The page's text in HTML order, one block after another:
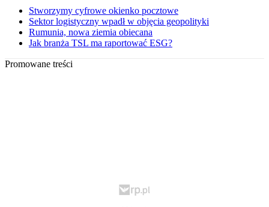
Stworzymy cyfrowe okienko pocztowe
Sektor logistyczny wpadł w objęcia geopolityki
Rumunia, nowa ziemia obiecana
Jak branża TSL ma raportować ESG?
Promowane treści